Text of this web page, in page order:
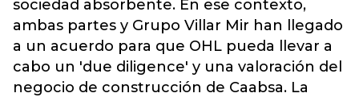
sociedad absorbente. En ese contexto,
ambas partes y Grupo Villar Mir han llegado
a un acuerdo para que OHL pueda llevar a
cabo un 'due diligence' y una valoración del
negocio de construcción de Caabsa. La